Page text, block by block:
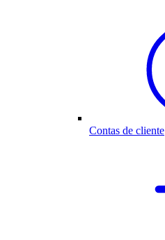
Contas de cliente